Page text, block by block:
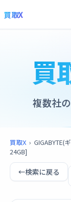
買取X
買
複数社
買取X › GIGABYTE(
24GB]
←検索に戻る